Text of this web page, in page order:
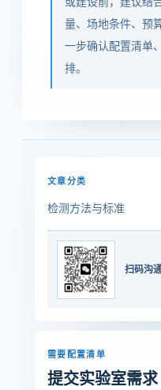
量、场地条件、预
一步确认配置清单
排。
文章分类
检测方法与标准
扫码沟
需要配置清单
提交实验室需求